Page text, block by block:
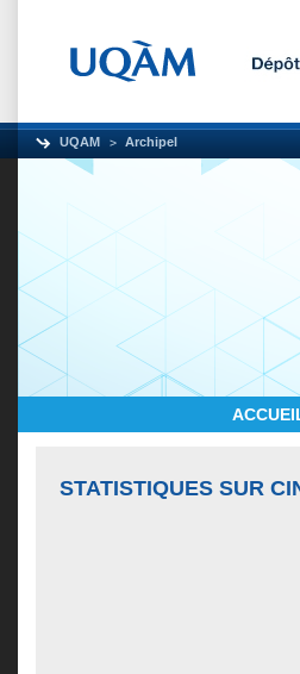
UQAM Archipel
STATISTIQUES SUR